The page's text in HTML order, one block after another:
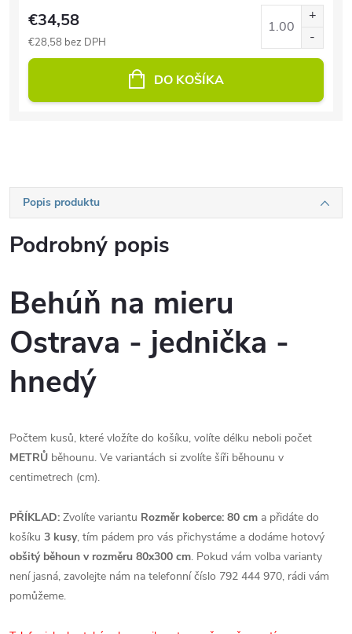
€34,58
€28,58 bez DPH
DO KOŠÍKA
Popis produktu
Podrobný popis
Behúň na mieru
Ostrava - jednička -
hnedý
Počtem kusů, které vložíte do košíku, volíte délku neboli počet
METRŮ běhounu. Ve variantách si zvolíte šíři běhounu v
centimetrech (cm).
PŘÍKLAD: Zvolíte variantu Rozměr koberce: 80 cm a přidáte do
košíku 3 kusy, tím pádem pro vás přichystáme a dodáme hotový
obšitý běhoun v rozměru 80x300 cm. Pokud vám volba varianty
není jasná, zavolejte nám na telefonní číslo 792 444 970, rádi vám
pomůžeme.